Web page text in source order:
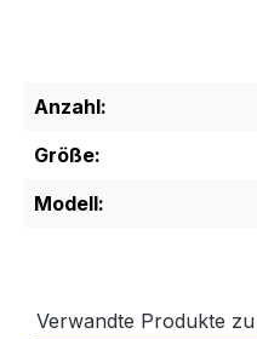
Anzahl:
Größe:
Modell:
Verwandte Produkte